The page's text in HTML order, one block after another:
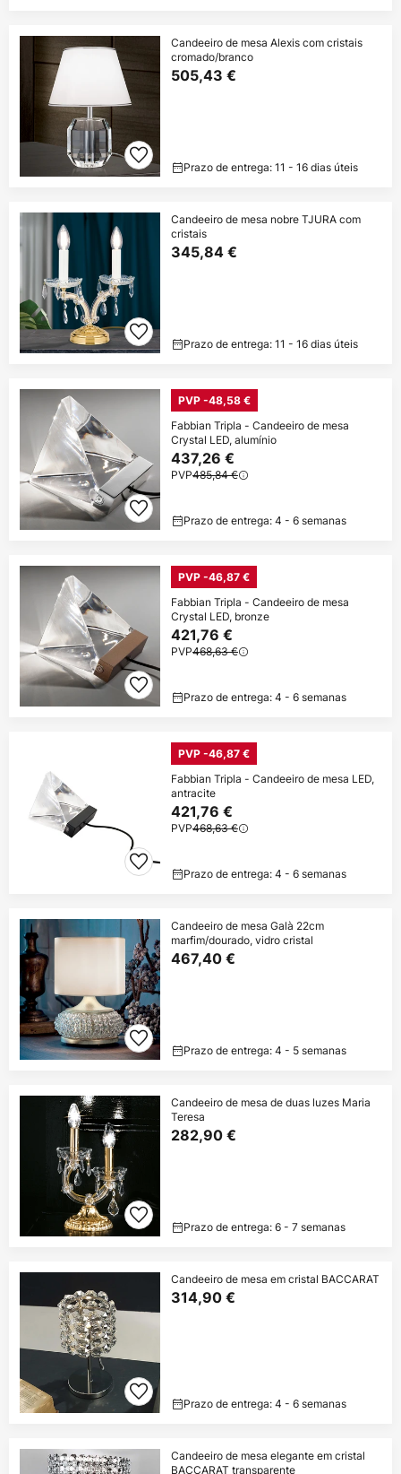
Candeeiro de mesa Alexis com cristais
cromado/branco
505,43 €
Prazo de entrega: 11 - 16 dias úteis
Candeeiro de mesa nobre TJURA com
cristais
345,84 €
Prazo de entrega: 11 - 16 dias úteis
PVP -48,58 €
Fabbian Tripla - Candeeiro de mesa
Crystal LED, alumínio
437,26 €
PVP485,84 €
Prazo de entrega: 4 - 6 semanas
PVP -46,87 €
Fabbian Tripla - Candeeiro de mesa
Crystal LED, bronze
421,76 €
PVP468,63 €
Prazo de entrega: 4 - 6 semanas
PVP -46,87 €
Fabbian Tripla - Candeeiro de mesa LED,
antracite
421,76 €
PVP468,63 €
Prazo de entrega: 4 - 6 semanas
Candeeiro de mesa Galà 22cm
marfim/dourado, vidro cristal
467,40 €
Prazo de entrega: 4 - 5 semanas
Candeeiro de mesa de duas luzes Maria
Teresa
282,90 €
Prazo de entrega: 6 - 7 semanas
Candeeiro de mesa em cristal BACCARAT
314,90 €
Prazo de entrega: 4 - 6 semanas
Candeeiro de mesa elegante em cristal
BACCARAT transparente